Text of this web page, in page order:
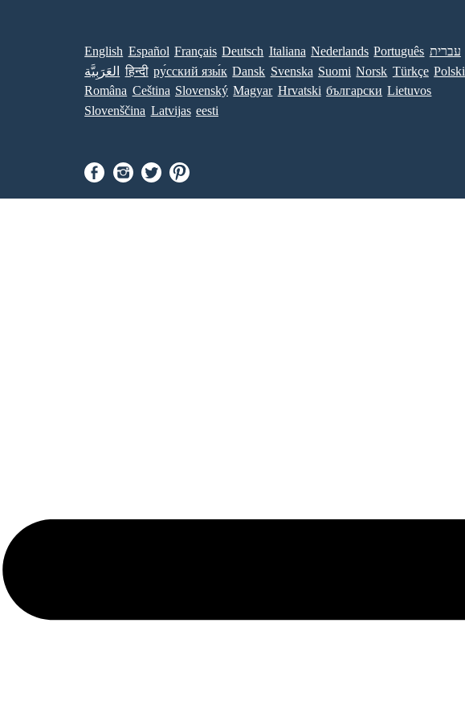
English Español Français Deutsch Italiana Nederlands Português עברית
العَرَبِيَّة
हिन्दी ру́сский язы́к Dansk Svenska Suomi Norsk Türkçe Polski
Româna Ceština Slovenský Magyar Hrvatski български Lietuvos
Slovenščina Latvijas eesti